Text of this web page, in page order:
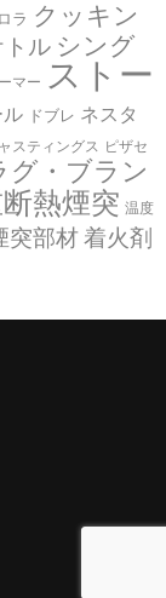
ラ クッキン
トル シング
マー
ストー
ル ドブレ ネスタ
スティングス ピザセ
グ・ブラン
熱煙突 温度
突部材着火剤